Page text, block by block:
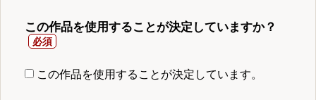
この作品を使用することが決定していますか？
この作品を使用することが決定しています。